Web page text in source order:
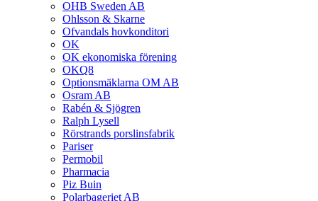
OHB Sweden AB
Ohlsson & Skarne
Ofvandals hovkonditori
OK
OK ekonomiska förening
OKQ8
Optionsmäklarna OM AB
Osram AB
Rabén & Sjögren
Ralph Lysell
Rörstrands porslinsfabrik
Pariser
Permobil
Pharmacia
Piz Buin
Polarbageriet AB